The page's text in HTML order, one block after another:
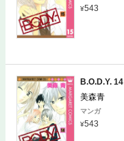
543
B.O.D.Y. 14
美森青
マンガ
543